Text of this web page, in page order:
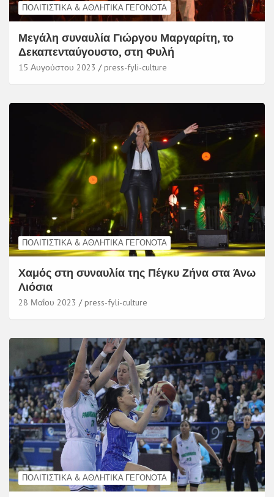
ΠΟΛΙΤΙΣΤΙΚΆ & ΑΘΛΗΤΙΚΆ ΓΕΓΟΝΌΤΑ
Μεγάλη συναυλία Γιώργου Μαργαρίτη, το
Δεκαπενταύγουστο, στη Φυλή
15 Αυγούστου 2023 press-fyli-culture
ΠΟΛΙΤΙΣΤΙΚΆ & ΑΘΛΗΤΙΚΆ ΓΕΓΟΝΌΤΑ
Χαμός στη συναυλία της Πέγκυ Ζήνα στα Άνω
Λιόσια
28 Μαΐου 2023 press-fyli-culture
ΠΟΛΙΤΙΣΤΙΚΆ & ΑΘΛΗΤΙΚΆ ΓΕΓΟΝΌΤΑ